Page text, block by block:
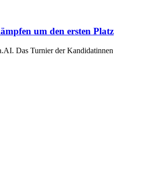
um den ersten Platz
Das Turnier der Kandidatinnen